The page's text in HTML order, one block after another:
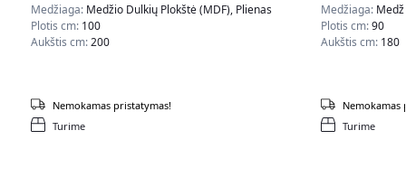
Medžiaga: Medžio Dulkių Plokštė (MDF), Plienas
Plotis cm: 100
Aukštis cm:200
Turime
Nemokamas pristatymas!
Medžiaga:
Plotis cm:90
Aukštis cm: 180
Turime
Nemokamas